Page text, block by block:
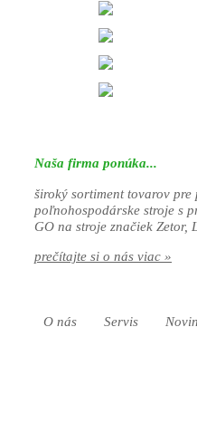
Naša firma ponúka...
široký sortiment tovarov pre
poľnohospodárske stroje s
GO na stroje značiek Zetor,
prečítajte si o nás viac »
O nás Servis